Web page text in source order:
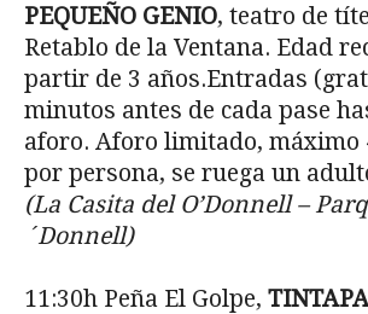
PEQUEÑO GENIO, teatro de
Retablo de la Ventana. Edad
partir de 3 años.Entradas
minutos antes de cada pase
aforo. Aforo limitado, máximo
por persona, se ruega un
(La Casita del O’Donnell –
´Donnell)
11:30h Peña El Golpe,